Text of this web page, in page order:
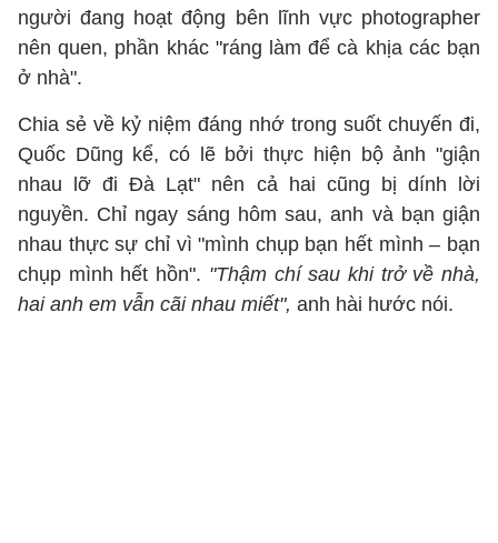
người đang hoạt động bên lĩnh vực photographer
nên quen, phần khác "ráng làm để cà khịa các bạn
ở nhà".
Chia sẻ về kỷ niệm đáng nhớ trong suốt chuyến đi,
Quốc Dũng kể, có lẽ bởi thực hiện bộ ảnh "giận
nhau lỡ đi Đà Lạt" nên cả hai cũng bị dính lời
nguyền. Chỉ ngay sáng hôm sau, anh và bạn giận
nhau thực sự chỉ vì "mình chụp bạn hết mình – bạn
chụp mình hết hồn". "Thậm chí sau khi trở về nhà,
hai anh em vẫn cãi nhau miết", anh hài hước nói.